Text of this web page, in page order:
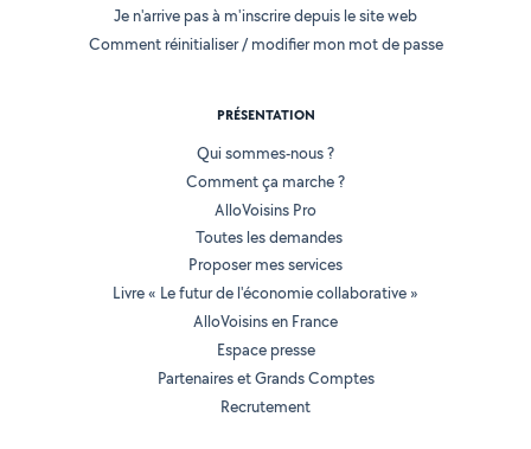
Je n'arrive pas à m'inscrire depuis le site web
Comment réinitialiser / modifier mon mot de passe
PRÉSENTATION
Qui sommes-nous ?
Comment ça marche ?
AlloVoisins Pro
Toutes les demandes
Proposer mes services
Livre « Le futur de l'économie collaborative »
AlloVoisins en France
Espace presse
Partenaires et Grands Comptes
Recrutement